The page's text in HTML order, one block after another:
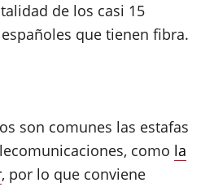
de los casi 15
que tienen fibra.
son comunes las estafas
como la
, por lo que conviene